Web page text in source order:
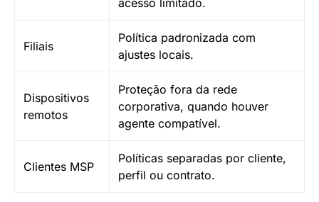
Filiais
Política padronizada com
ajustes locais.
Dispositivos
remotos
Proteção fora da rede
corporativa, quando houver
agente compatível.
Clientes MSP
Políticas separadas por cliente,
perfil ou contrato.